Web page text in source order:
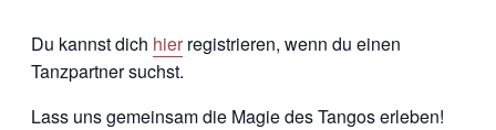
Du kannst dich hier registrieren, wenn du einen
Tanzpartner suchst.
Lass uns gemeinsam die Magie des Tangos erleben!